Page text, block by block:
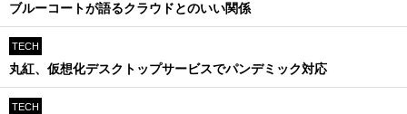
ブルーコートが語るクラウドとのいい関係
TECH
丸紅、仮想化デスクトップサービスでパンデミック対応
TECH